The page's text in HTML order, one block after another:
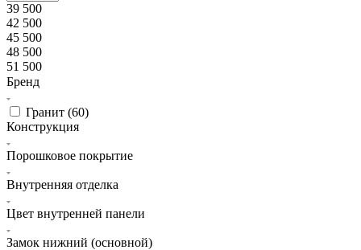
39 500
42 500
45 500
48 500
51 500
Бренд
Гранит (60)
Конструкция
Порошковое покрытие
Внутренняя отделка
Цвет внутренней панели
Замок нижний (основной)